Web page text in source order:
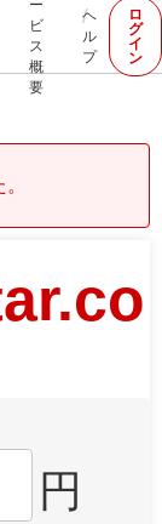
ー
ビ
ス
概
要
ヘ
ル
プ
ロ
グ
イ
ン
円